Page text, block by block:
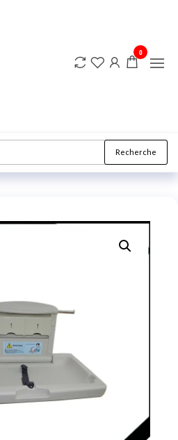
0
Recherche